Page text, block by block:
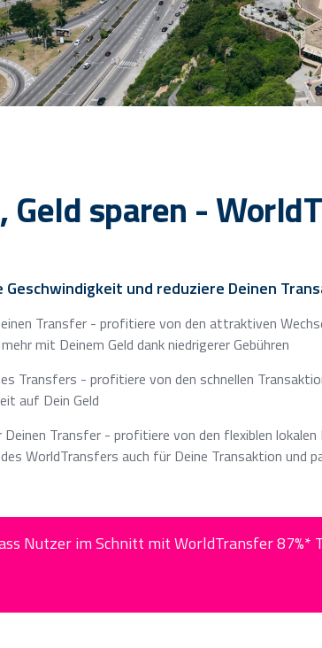
Geld sparen -
Geschwindigkeit und reduziere Deinen
Transfer - profitiere von den attraktiven
mit Deinem Geld dank niedrigerer Gebühren
Transfers - profitiere von den schnellen
auf Dein Geld
Transfer - profitiere von den flexiblen
WorldTransfers auch für Deine Transaktion und
Nutzer im Schnitt mit WorldTransfer 87%*